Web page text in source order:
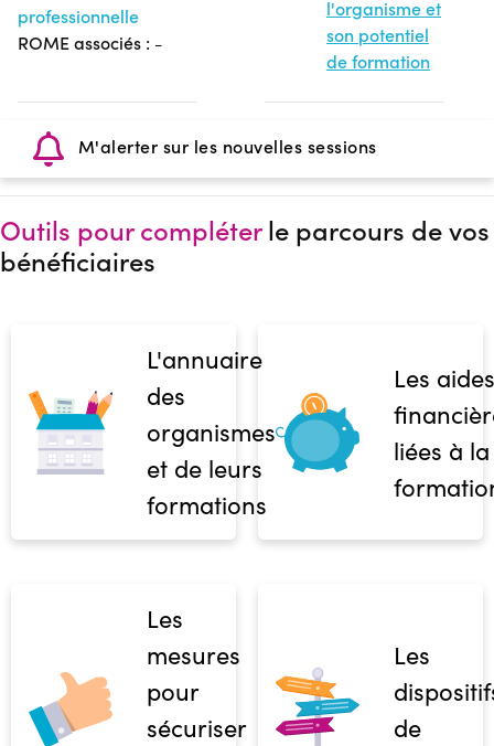
professionnelle
ROME associés : -
l'organisme et
son potentiel
de formation
M'alerter sur les nouvelles sessions
Outils pour compléterle parcours de vos
bénéficiaires
L'annuaire
des
organismes
et de leurs
formations
Les aides
liées à la
Les
mesures
pour
sécuriser
Les
de